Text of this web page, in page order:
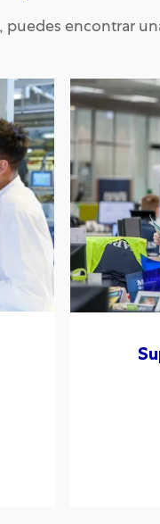
encontrar